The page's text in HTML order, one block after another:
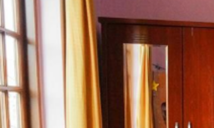
Xem thông tin phòng
Phòng tiêu chuẩn 1 giường đôi